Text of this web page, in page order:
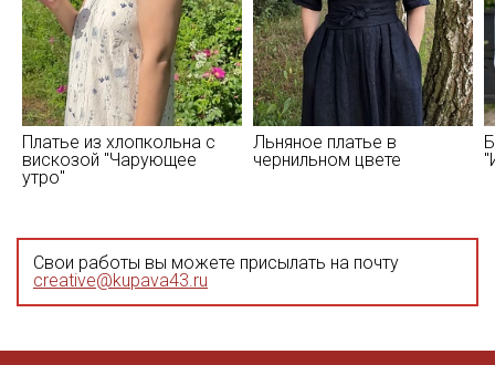
Платье из хлопкольна с
вискозой "Чарующее
утро"
Льняное платье в
чернильном цвете
Свои работы вы можете присылать на почту
creative@kupava43.ru